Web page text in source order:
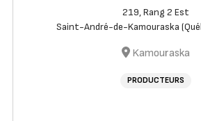
219, Rang 2 Est
Saint-André-de-Kamouraska
Kamouraska
PRODUCTEURS